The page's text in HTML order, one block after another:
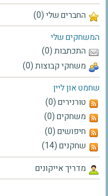
החברים שלי (0)
המשחקים שלי
התכתבות (0)
משחקי קבוצות (0)
שחמט און ליין
טורנירים (0)
משחקים (0)
חיפושים (0)
שחקנים (14)
מדריך אייקונים